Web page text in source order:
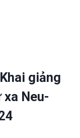
giảng
Neu-